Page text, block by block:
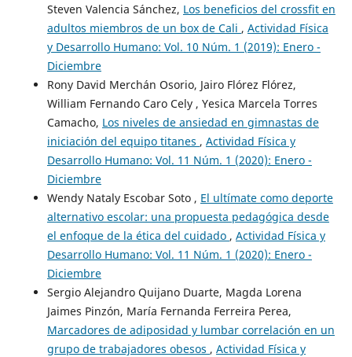
Steven Valencia Sánchez, Los beneficios del crossfit en
adultos miembros de un box de Cali , Actividad Física
y Desarrollo Humano: Vol. 10 Núm. 1 (2019): Enero -
Diciembre
Rony David Merchán Osorio, Jairo Flórez Flórez,
William Fernando Caro Cely , Yesica Marcela Torres
Camacho, Los niveles de ansiedad en gimnastas de
iniciación del equipo titanes , Actividad Física y
Desarrollo Humano: Vol. 11 Núm. 1 (2020): Enero -
Diciembre
Wendy Nataly Escobar Soto , El ultímate como deporte
alternativo escolar: una propuesta pedagógica desde
el enfoque de la ética del cuidado , Actividad Física y
Desarrollo Humano: Vol. 11 Núm. 1 (2020): Enero -
Diciembre
Sergio Alejandro Quijano Duarte, Magda Lorena
Jaimes Pinzón, María Fernanda Ferreira Perea,
Marcadores de adiposidad y lumbar correlación en un
grupo de trabajadores obesos , Actividad Física y